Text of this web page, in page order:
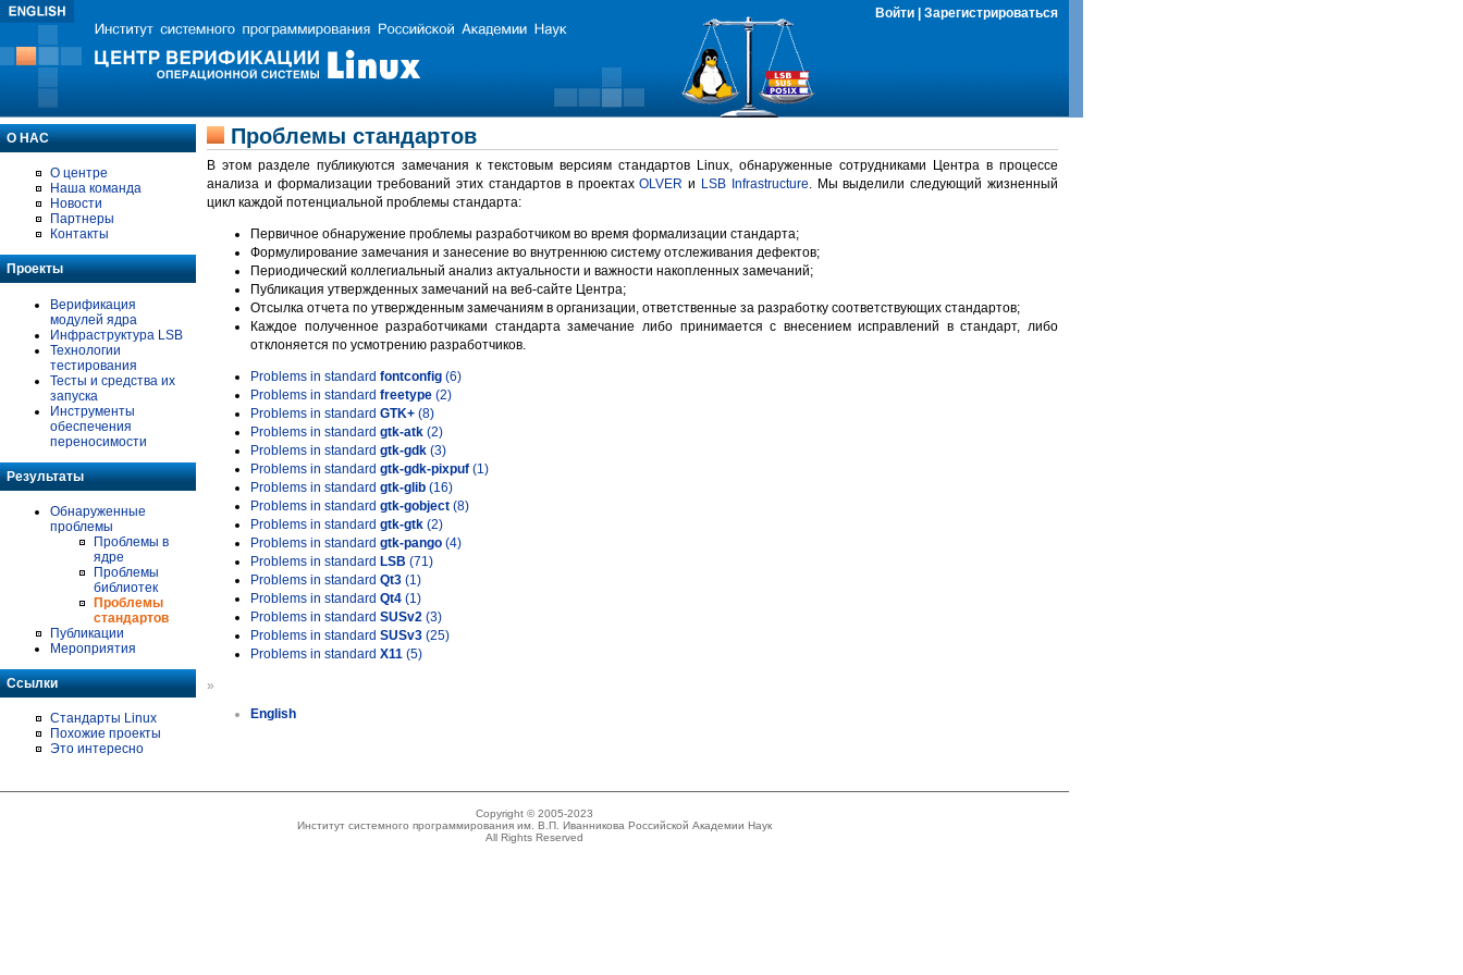
Войти Зарегистрироваться
О НАС
О центре
Наша команда
Новости
Партнеры
Контакты
Проекты
Верификация
модулей ядра
Инфраструктура LSB
Технологии
тестирования
Тесты и средства их
запуска
Инструменты
обеспечения
переносимости
Результаты
Обнаруженные
проблемы
Проблемы в
ядре
Проблемы
библиотек
Проблемы
стандартов
Публикации
Мероприятия
Ссылки
Стандарты Linux
Похожие проекты
Это интересно
Проблемы стандартов
В этом разделе публикуются замечания к текстовым версиям стандартов Linux, обнаруженные сотрудниками Центра в процессе
анализа и формализации требований этих стандартов в проектахOLVER и LSB Infrastructure. Мы выделили следующий жизненный
цикл каждой потенциальной проблемы стандарта:
Первичное обнаружение проблемы разработчиком во время формализации стандарта;
Формулирование замечания и занесение во внутреннюю систему отслеживания дефектов;
Периодический коллегиальный анализ актуальности и важности накопленных замечаний;
Публикация утвержденных замечаний на веб-сайте Центра;
Отсылка отчета по утвержденным замечаниям в организации, ответственные за разработку соответствующих стандартов;
Каждое полученное разработчиками стандарта замечание либо принимается с внесением исправлений в стандарт, либо
отклоняется по усмотрению разработчиков.
Problems in standard fontconfig (6)
Problems in standard freetype (2)
Problems in standard GTK+ (8)
Problems in standard gtk-atk (2)
Problems in standard gtk-gdk (3)
Problems in standard gtk-gdk-pixpuf (1)
Problems in standard gtk-glib (16)
Problems in standard gtk-gobject (8)
Problems in standard gtk-gtk (2)
Problems in standard gtk-pango (4)
Problems in standard LSB (71)
Problems in standard Qt3 (1)
Problems in standard Qt4 (1)
Problems in standard SUSv2 (3)
Problems in standard SUSv3 (25)
Problems in standard X11 (5)
»
English
Copyright © 2005-2023
Институт системного программирования им. В.П. Иванникова Российской Академии Наук
All Rights Reserved